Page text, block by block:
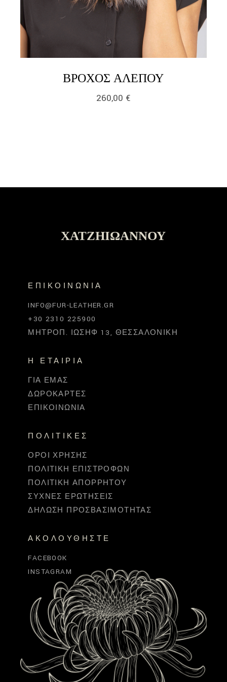
ΒΡΌΧΟΣ ΑΛΕΠΟΎLINK
260,00 €
ΧΑΤΖΗΙΩΆΝΝΟΥ
ΕΠΙΚΟΙΝΩΝΊΑ
INFO@FUR-LEATHER.GR
+30 2310 225900
ΜΗΤΡΟΠ. ΙΩΣΉΦ 13, ΘΕΣΣΑΛΟΝΊΚΗ
Η ΕΤΑΙΡΊΑ
ΓΙΑ ΕΜΆΣ
ΔΩΡΟΚΆΡΤΕΣ
ΕΠΙΚΟΙΝΩΝΊΑ
ΠΟΛΙΤΙΚΈΣ
ΌΡΟΙ ΧΡΉΣΗΣ
ΠΟΛΙΤΙΚΉ ΕΠΙΣΤΡΟΦΏΝ
ΠΟΛΙΤΙΚΉ ΑΠΟΡΡΉΤΟΥ
ΣΥΧΝΈΣ ΕΡΩΤΉΣΕΙΣ
ΔΉΛΩΣΗ ΠΡΟΣΒΑΣΙΜΌΤΗΤΑΣ
ΑΚΟΛΟΥΘΉΣΤΕ
FACEBOOK
INSTAGRAM